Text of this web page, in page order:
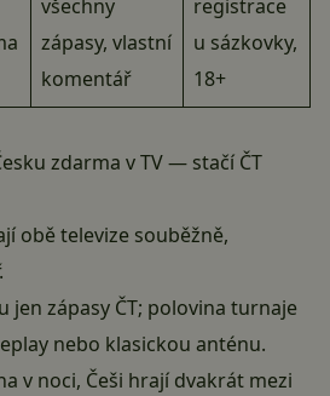
všechny
zápasy, vlastní
komentář
registrace
u sázkovky,
18+
zdarma v TV — stačí ČT
obě televize souběžně,
jen zápasy ČT; polovina turnaje
nebo klasickou anténu.
v noci, Češi hrají dvakrát mezi